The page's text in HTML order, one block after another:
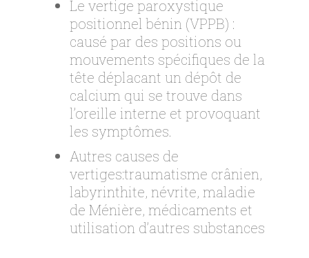
Le vertige paroxystique
positionnel bénin (VPPB) :
causé par des positions ou
mouvements spécifiques de la
tête déplacant un dépôt de
calcium qui se trouve dans
l’oreille interne et provoquant
les symptômes.
Autres causes de
vertiges:traumatisme crânien,
labyrinthite, névrite, maladie
de Ménière, médicaments et
utilisation d’autres substances